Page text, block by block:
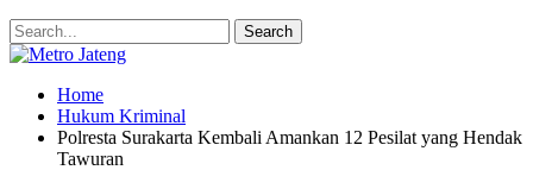
Home
Hukum Kriminal
Polresta Surakarta Kembali Amankan 12 Pesilat yang Hendak
Tawuran